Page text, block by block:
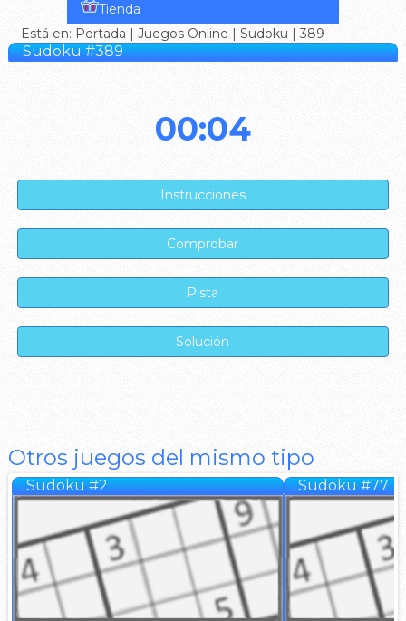
Tienda
Está en: Portada | Juegos Online | Sudoku | 389
Sudoku #389
00:04
Otros juegos del mismo tipo
Sudoku #2 Sudoku #77